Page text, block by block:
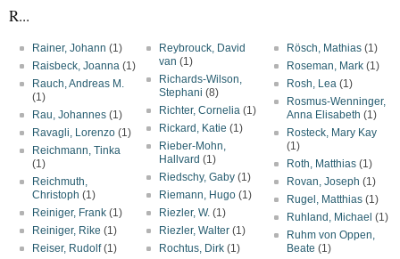
R...
Rainer, Johann (1)
Raisbeck, Joanna (1)
Rauch, Andreas M.
(1)
Rau, Johannes (1)
Ravagli, Lorenzo (1)
Reichmann, Tinka
(1)
Reichmuth,
Christoph (1)
Reiniger, Frank (1)
Reiniger, Rike (1)
Reiser, Rudolf(1)
Reybrouck, David
van (1)
Richards-Wilson,
Stephani (8)
Richter, Cornelia (1)
Rickard, Katie (1)
Rieber-Mohn,
Hallvard (1)
Riedschy, Gaby (1)
Riemann, Hugo (1)
Riezler, W. (1)
Riezler, Walter (1)
Rochtus, Dirk (1)
Rösch, Mathias (1)
Roseman, Mark (1)
Rosh, Lea (1)
Rosmus-Wenninger,
Anna Elisabeth (1)
Rosteck, Mary Kay
(1)
Roth, Matthias (1)
Rovan, Joseph (1)
Rugel, Matthias (1)
Ruhland, Michael (1)
Ruhm von Oppen,
Beate (1)